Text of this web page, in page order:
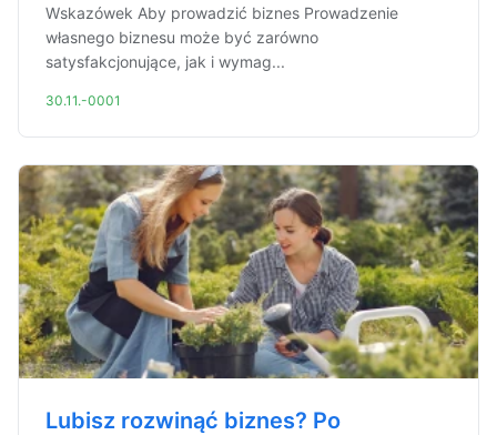
Wskazówek Aby prowadzić biznes Prowadzenie
własnego biznesu może być zarówno
satysfakcjonujące, jak i wymag...
30.11.-0001
Lubisz rozwinąć biznes? Po